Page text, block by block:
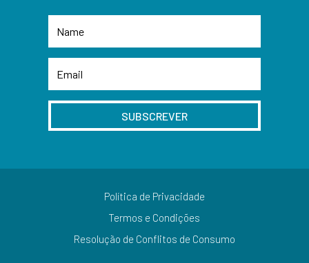
SUBSCREVER
Política de Privacidade
Termos e Condições
Resolução de Conflitos de Consumo